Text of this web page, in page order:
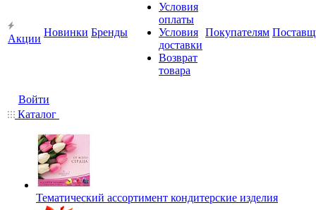
Акции
Новинки Бренды
Условия
оплаты
Условия
доставки
Возврат
товара
Покупателям
Войти
Каталог
Тематический ассортимент кондитерские изделия